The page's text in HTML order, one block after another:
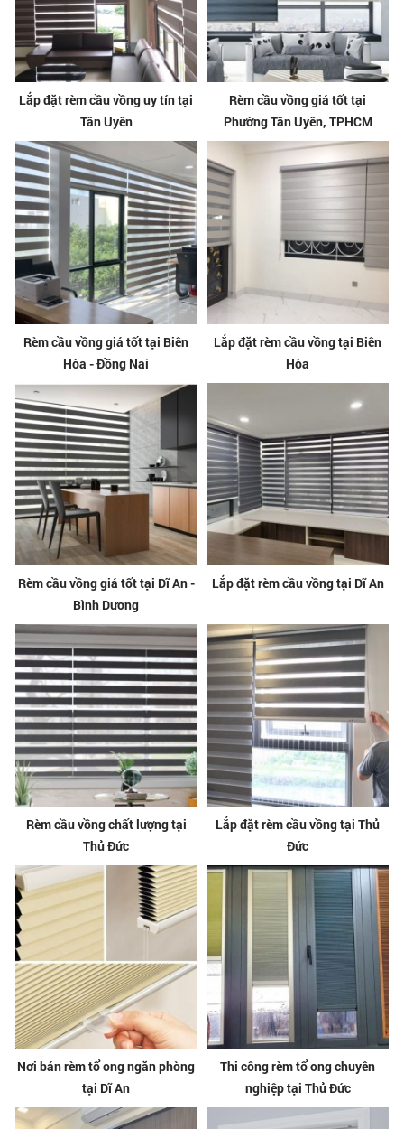
Lắp đặt rèm cầu vồng uy tín tại
Tân Uyên
Rèm cầu vồng giá tốt tại
Phường Tân Uyên, TPHCM
Rèm cầu vồng giá tốt tại Biên
Hòa - Đồng Nai
Lắp đặt rèm cầu vồng tại Biên
Hòa
Rèm cầu vồng giá tốt tại Dĩ An -
Bình Dương
Lắp đặt rèm cầu vồng tại Dĩ An
Rèm cầu vồng chất lượng tại
Thủ Đức
Lắp đặt rèm cầu vồng tại Thủ
Đức
Nơi bán rèm tổ ong ngăn phòng
tại Dĩ An
Thi công rèm tổ ong chuyên
nghiệp tại Thủ Đức